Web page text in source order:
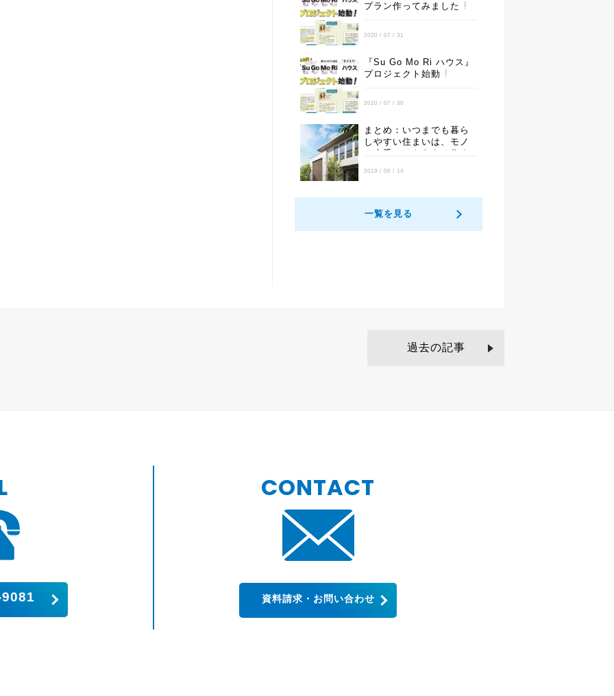
プラン作ってみました
2020 / 07 / 31
『Su Go Mo Ri ハウス』
プロジェクト始動
2020 / 07 / 30
まとめ：いつまでも暮ら
しやすい住まいは、モノ
と上手につきあえる住ま
2019 / 06 / 14
一覧を見る
過去の記事
CONTACT
資料請求・お問い合わせ